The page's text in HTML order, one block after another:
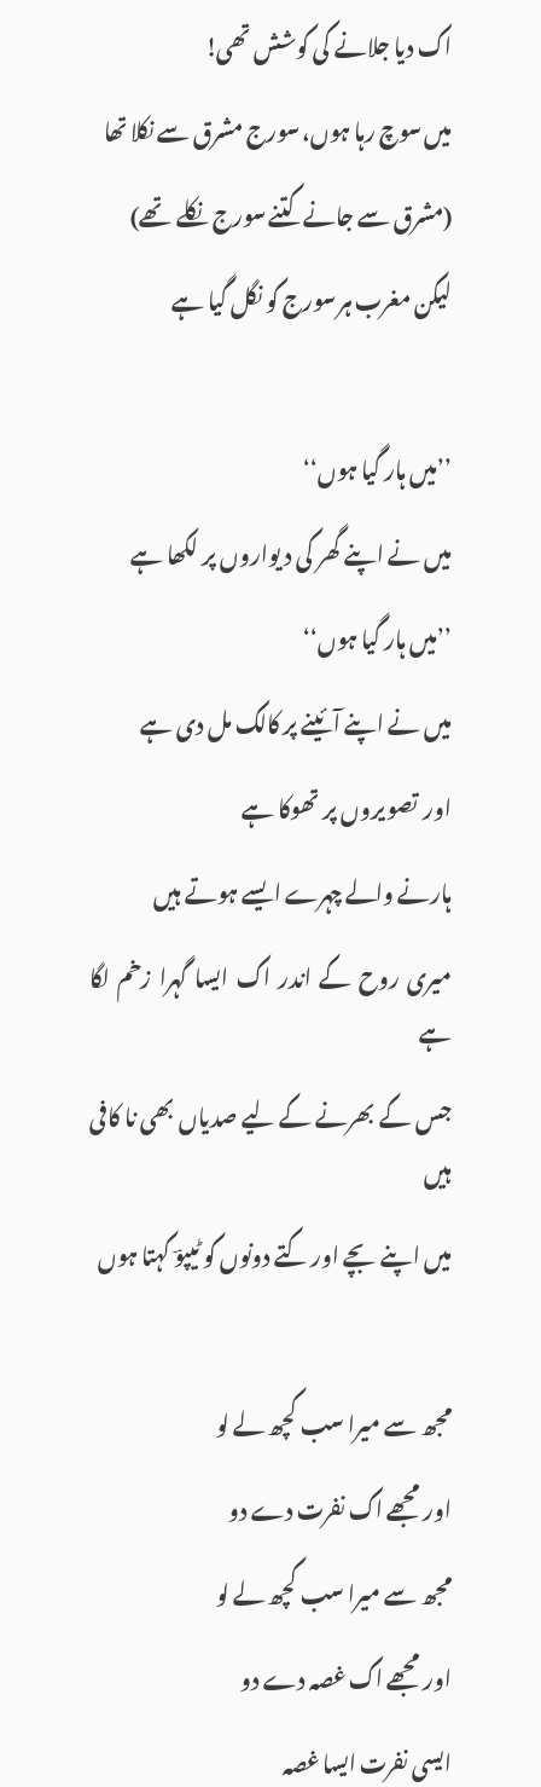
اک دیا جلانے کی کوشش تھی!
میں سوچ رہا ہوں، سورج مشرق سے نکلا تھا
(مشرق سے جانے کتنے سورج نکلے تھے)
لیکن مغرب ہر سورج کو نگل گیا ہے
’’میں ہار گیا ہوں‘‘
میں نے اپنے گھر کی دیواروں پر لکھا ہے
’’میں ہار گیا ہوں‘‘
میں نے اپنے آئینے پر کالک مل دی ہے
اور تصویروں پر تھوکا ہے
ہارنے والے چہرے ایسے ہوتے ہیں
میری روح کے اندر اک ایسا گہرا زخم لگا
ہے
جس کے بھرنے کے لیے صدیاں بھی نا کافی
ہیں
میں اپنے بچے اور کتے دونوں کو ٹیپوؔ کہتا ہوں
مجھ سے میرا سب کچھ لے لو
اور مجھے اک نفرت دے دو
مجھ سے میرا سب کچھ لے لو
اور مجھے اک غصہ دے دو
ایسی نفرت ایسا غصہ